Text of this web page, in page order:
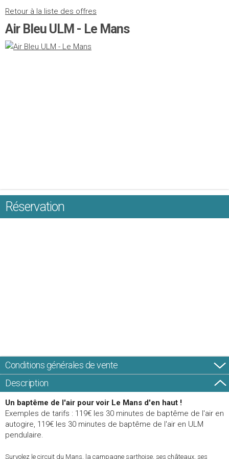
Retour à la liste des offres
Air Bleu ULM - Le Mans
Réservation
Conditions générales de vente
Description
Un baptême de l'air pour voir Le Mans d'en haut !
Exemples de tarifs : 119€ les 30 minutes de baptême de l'air en
autogire, 119€ les 30 minutes de baptême de l'air en ULM
pendulaire.
Survolez le circuit du Mans, la campagne sarthoise, ses châteaux, ses